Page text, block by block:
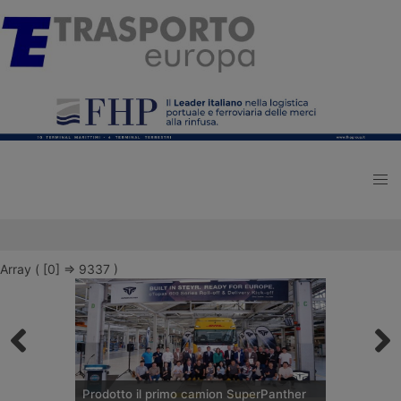
Array ( [0] => 9337 )
Prodotto il primo camion SuperPanther